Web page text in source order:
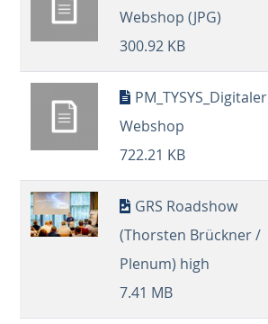
Webshop (JPG)
300.92 KB
PM_TYSYS_Digitaler
Webshop
722.21 KB
GRS Roadshow
(Thorsten Brückner /
Plenum) high
7.41 MB